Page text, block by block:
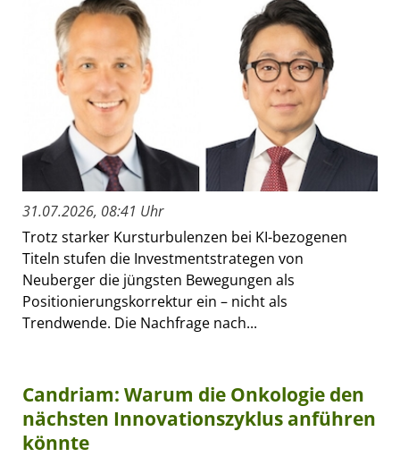
31.07.2026, 08:41 Uhr
Trotz starker Kursturbulenzen bei KI-bezogenen
Titeln stufen die Investmentstrategen von
Neuberger die jüngsten Bewegungen als
Positionierungskorrektur ein – nicht als
Trendwende. Die Nachfrage nach...
Candriam: Warum die Onkologie den
nächsten Innovationszyklus anführen
könnte